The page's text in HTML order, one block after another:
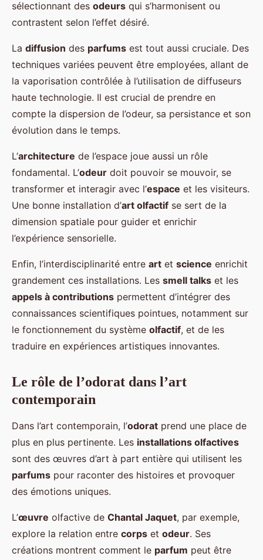
sélectionnant des odeurs qui s’harmonisent ou
contrastent selon l’effet désiré.
La diffusion des parfums est tout aussi cruciale. Des
techniques variées peuvent être employées, allant de
la vaporisation contrôlée à l’utilisation de diffuseurs
haute technologie. Il est crucial de prendre en
compte la dispersion de l’odeur, sa persistance et son
évolution dans le temps.
L’architecture de l’espace joue aussi un rôle
fondamental. L’odeur doit pouvoir se mouvoir, se
transformer et interagir avec l’espace et les visiteurs.
Une bonne installation d’art olfactif se sert de la
dimension spatiale pour guider et enrichir
l’expérience sensorielle.
Enfin, l’interdisciplinarité entre art et science enrichit
grandement ces installations. Les smell talks et les
appels à contributions permettent d’intégrer des
connaissances scientifiques pointues, notamment sur
le fonctionnement du système olfactif, et de les
traduire en expériences artistiques innovantes.
Le rôle de l’odorat dans l’art
contemporain
Dans l’art contemporain, l’odorat prend une place de
plus en plus pertinente. Les installations olfactives
sont des œuvres d’art à part entière qui utilisent les
parfums pour raconter des histoires et provoquer
des émotions uniques.
L’œuvre olfactive de Chantal Jaquet, par exemple,
explore la relation entre corps et odeur. Ses
créations montrent comment le parfum peut être